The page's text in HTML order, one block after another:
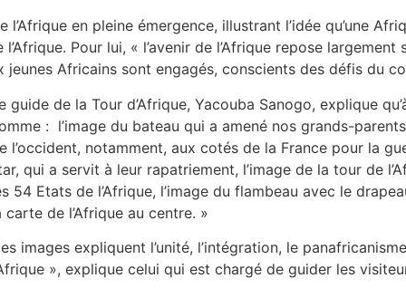
en pleine émergence, illustrant l’idée qu’une
Pour lui, « l’avenir de l’Afrique repose
Africains sont engagés, conscients des défis du
guide de la Tour d’Afrique, Yacouba Sanogo, explique
: l’image du bateau qui a amené nos grands-
l’occident, notamment, aux cotés de la France pour la
qui a servit à leur rapatriement, l’image de la tour de
54 Etats de l’Afrique, l’image du flambeau avec le
carte de l’Afrique au centre. »
images expliquent l’unité, l’intégration, le
», explique celui qui est chargé de guider les